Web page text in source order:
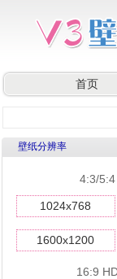
首页
壁纸分辨率
4:3/
1024x768
1600x1200
16:9